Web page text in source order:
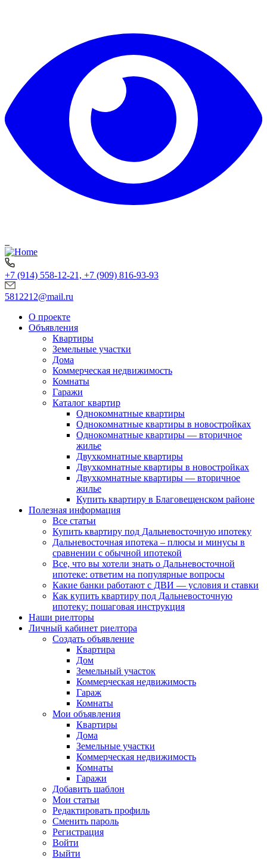
+7 (914) 558-12-21, +7 (909) 816-93-93
5812212@mail.ru
О проекте
Объявления
Квартиры
Земельные участки
Дома
Коммерческая недвижимость
Комнаты
Гаражи
Каталог квартир
Однокомнатные квартиры
Однокомнатные квартиры в новостройках
Однокомнатные квартиры — вторичное
жилье
Двухкомнатные квартиры
Двухкомнатные квартиры в новостройках
Двухкомнатные квартиры — вторичное
жилье
Купить квартиру в Благовещенском районе
Полезная информация
Все статьи
Купить квартиру под Дальневосточную ипотеку
Дальневосточная ипотека – плюсы и минусы в
сравнении с обычной ипотекой
Все, что вы хотели знать о Дальневосточной
ипотеке: ответим на популярные вопросы
Какие банки работают с ДВИ — условия и ставки
Как купить квартиру под Дальневосточную
ипотеку: пошаговая инструкция
Наши риелторы
Личный кабинет риелтора
Cоздать объявление
Квартира
Дом
Земельный участок
Коммерческая недвижимость
Гараж
Комнаты
Мои объявления
Квартиры
Дома
Земельные участки
Коммерческая недвижимость
Комнаты
Гаражи
Добавить шаблон
Мои статьи
Редактировать профиль
Сменить пароль
Регистрация
Войти
Выйти